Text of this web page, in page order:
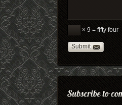
× 9 = fifty four
Submit